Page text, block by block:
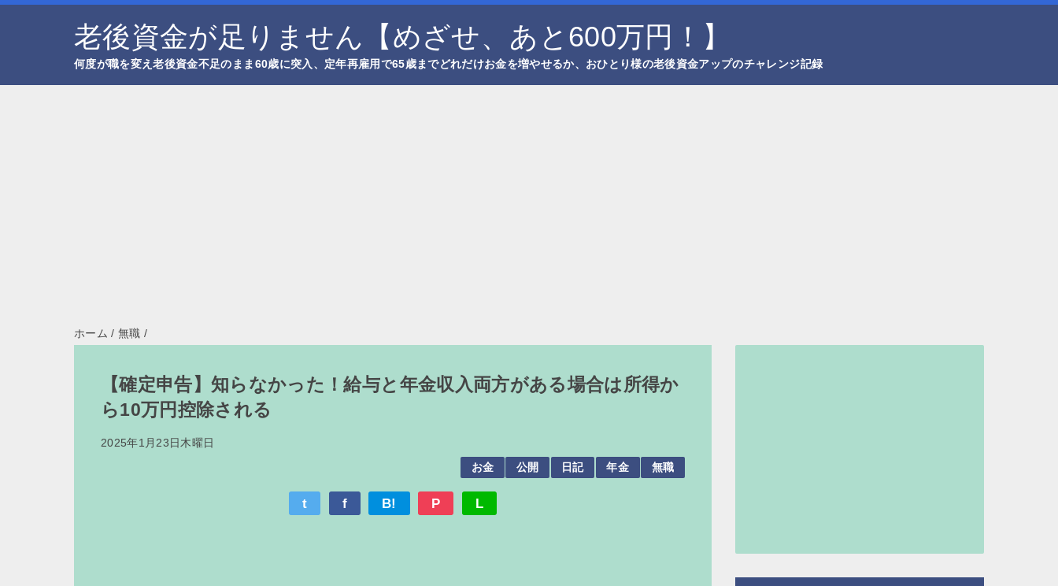
老後資金が足りません【めざせ、あと600万円！】
何度が職を変え老後資金不足のまま60歳に突入、定年再雇用で65歳までどれだけお金を増やせるか、おひとり様の老後資金アップのチャレンジ記録
ホーム /無職 /
【確定申告】知らなかった！給与と年金収入両方がある場合は所得か
ら10万円控除される
2025年1月23日木曜日
お金 公開 日記 年金 無職
t f B! P L